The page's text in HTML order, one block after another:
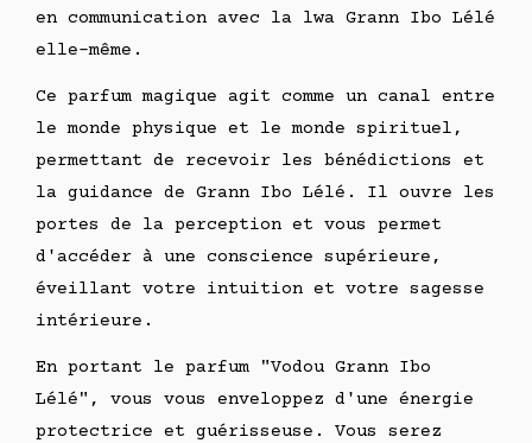
en communication avec la lwa Grann Ibo Lélé
elle-même.
Ce parfum magique agit comme un canal entre
le monde physique et le monde spirituel,
permettant de recevoir les bénédictions et
la guidance de Grann Ibo Lélé. Il ouvre les
portes de la perception et vous permet
d'accéder à une conscience supérieure,
éveillant votre intuition et votre sagesse
intérieure.
En portant le parfum "Vodou Grann Ibo
Lélé", vous vous enveloppez d'une énergie
protectrice et guérisseuse. Vous serez